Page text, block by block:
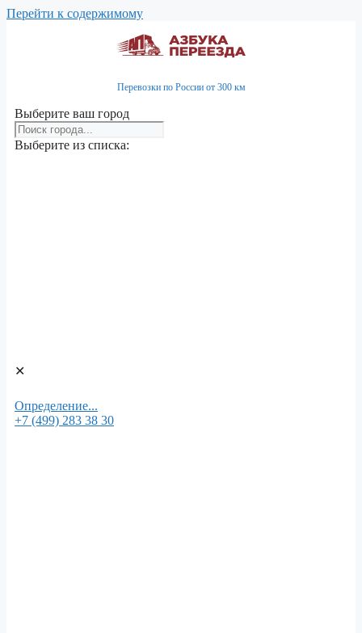
Перейти к содержимому
Перевозки по России от 300 км
Выберите ваш город
Выберите из списка:
✕
Определение...
+7 (499) 283 38 30